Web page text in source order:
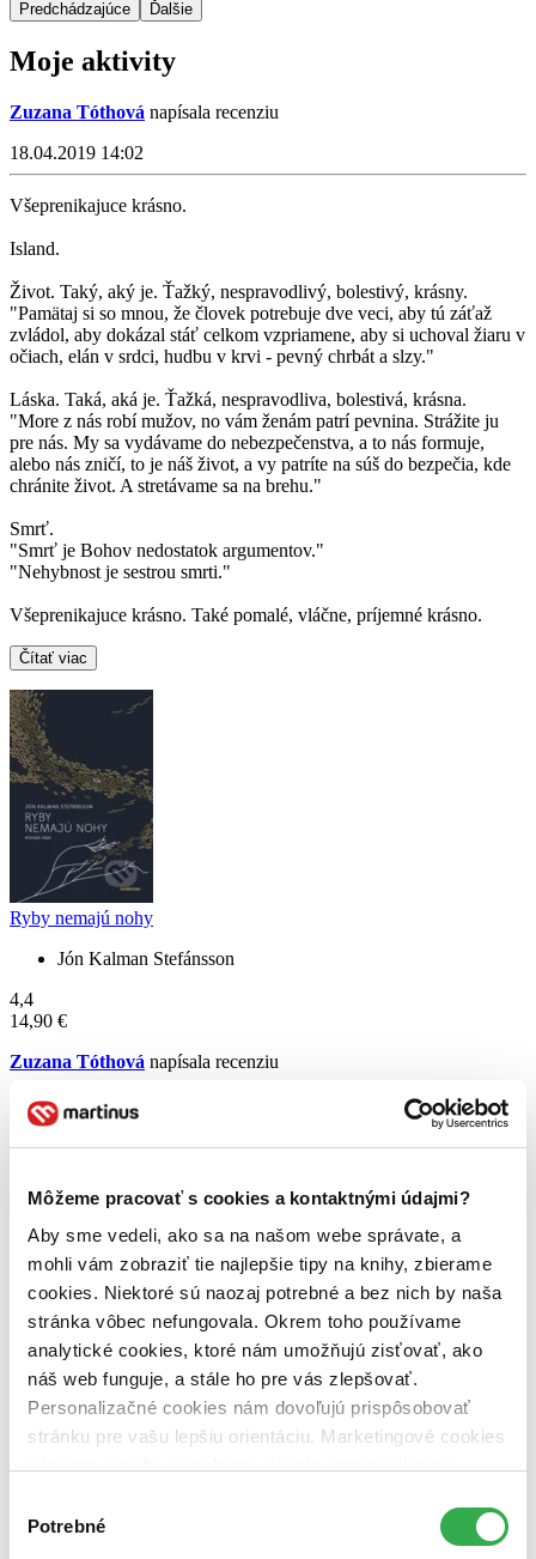
Môžeme pracovať s cookies a kontaktnými údajmi?
Aby sme vedeli, ako sa na našom webe správate, a
mohli vám zobraziť tie najlepšie tipy na knihy, zbierame
cookies. Niektoré sú naozaj potrebné a bez nich by naša
stránka vôbec nefungovala. Okrem toho používame
analytické cookies, ktoré nám umožňujú zisťovať, ako
náš web funguje, a stále ho pre vás zlepšovať.
Personalizačné cookies nám dovoľujú prispôsobovať
stránku pre vašu lepšiu orientáciu. Marketingové cookies
nám pomohlo, keby sme mohli používať všetky tieto
súhlasu
Potrebné
Predchádzajúce Ďalšie
Moje aktivity
Zuzana Tóthová napísala recenziu
18.04.2019 14:02
Všeprenikajuce krásno.
Island.
Život. Taký, aký je. Ťažký, nespravodlivý, bolestivý, krásny.
"Pamätaj si so mnou, že človek potrebuje dve veci, aby tú záťaž
zvládol, aby dokázal stáť celkom vzpriamene, aby si uchoval žiaru v
očiach, elán v srdci, hudbu v krvi - pevný chrbát a slzy."
Láska. Taká, aká je. Ťažká, nespravodliva, bolestivá, krásna.
"More z nás robí mužov, no vám ženám patrí pevnina. Strážite ju
pre nás. My sa vydávame do nebezpečenstva, a to nás formuje,
alebo nás zničí, to je náš život, a vy patríte na súš do bezpečia, kde
chránite život. A stretávame sa na brehu."
Smrť.
"Smrť je Bohov nedostatok argumentov."
"Nehybnost je sestrou smrti."
Všeprenikajuce krásno. Také pomalé, vláčne, príjemné krásno.
Čítať viac
Ryby nemajú nohy
Jón Kalman Stefánsson
4,4
14,90 €
Zuzana Tóthová napísala recenziu
18.04.2019 14:01
Nesmierne silná kniha. Neskutočný náklad.
Morbido (taliansky) znamená jemný. Myslím, že tento oxymoron to
Čítať viac
Noc nic nezadrží